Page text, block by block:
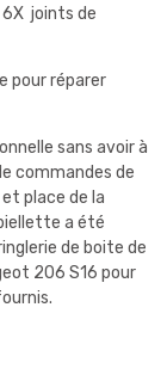
joints de
pour réparer
sans avoir à
commandes de
place de la
a été
de boite de
206 S16 pour